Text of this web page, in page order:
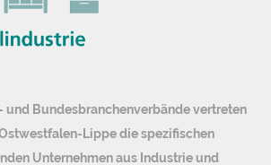
und Bundesbranchenverbände vertreten
Lippe die spezifischen
Unternehmen aus Industrie und